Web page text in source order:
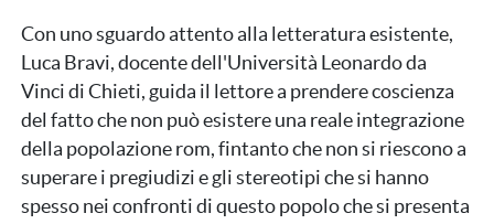
Con uno sguardo attento alla letteratura esistente,
Luca Bravi, docente dell'Università Leonardo da
Vinci di Chieti, guida il lettore a prendere coscienza
del fatto che non può esistere una reale integrazione
della popolazione rom, fintanto che non si riescono a
superare i pregiudizi e gli stereotipi che si hanno
spesso nei confronti di questo popolo che si presenta